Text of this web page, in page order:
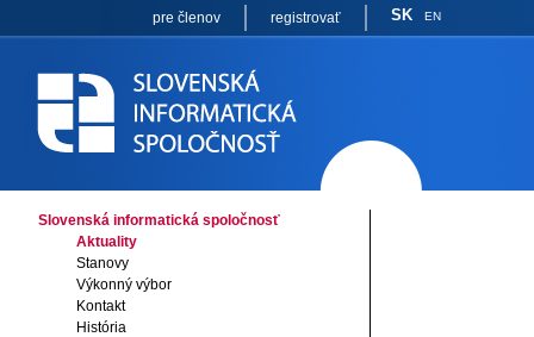
pre členov registrovať SK EN
Slovenská informatická spoločnosť
Aktuality
Stanovy
Výkonný výbor
Kontakt
História